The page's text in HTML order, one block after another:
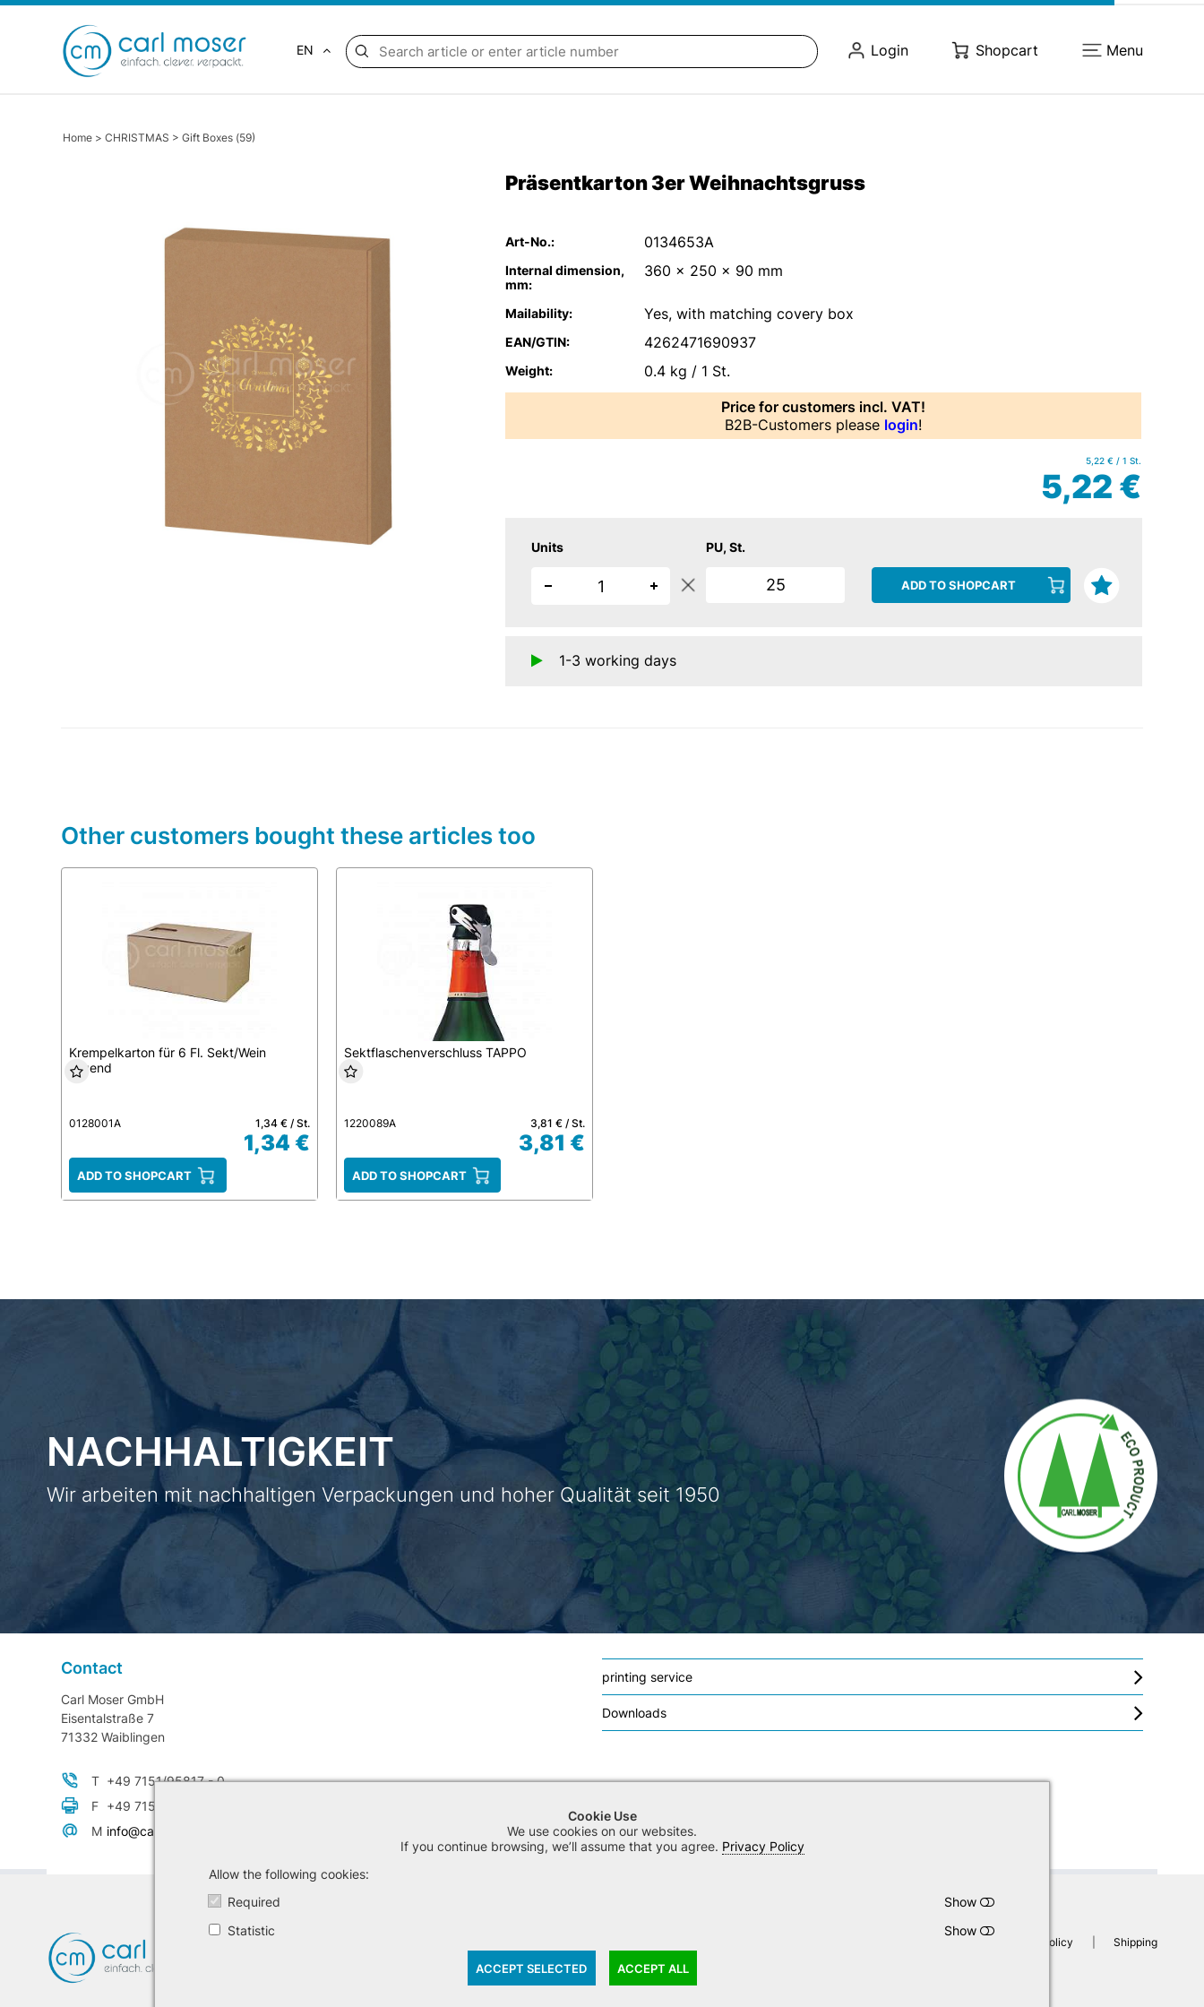
Cookie Use
We use cookies on our websites.
If you continue browsing, we’ll assume that you agree. Privacy Policy
Allow the following cookies
Required
Show
Statistic
Show
ACCEPT SELECTED ACCEPT ALL
Home > CHRISTMAS > Gift Boxes (59)
Präsentkarton 3er Weihnachtsgruss
Art-No. 0134653A
Internal dimension,
mm
360 x 250 x 90 mm
Mailability Yes, with matching covery box
EAN/GTIN 4262471690937
Weight
0.4 kg / 1 St.
Price for customers incl. VAT!
B2B-Customers please login!
5,22 € / 1 St.
5,22 €
Units PU St.
25 ADD TO SHOPCART
1-3 working days
Other customers bought these articles too
Krempelkarton für 6 Fl. Sekt/Wein
liegend
0128001A 1,34 € / St.
1,34 €
ADD TO SHOPCART
Sektflaschenverschluss TAPPO
1220089A 3,81 € / St.
3,81 €
ADD TO SHOPCART
NACHHALTIGKEIT
Wir arbeiten mit nachhaltigen Verpackungen und hoher Qualität seit 1950
Contact
Carl Moser GmbH
Eisentalstraße 7
71332 Waiblingen
T +49 7151/95817 - 0
F +49 7151/95817 - 99
M info@carlmoser.de
printing service
Downloads
Privacy Policy Shipping
EN Login Shopcart Menu